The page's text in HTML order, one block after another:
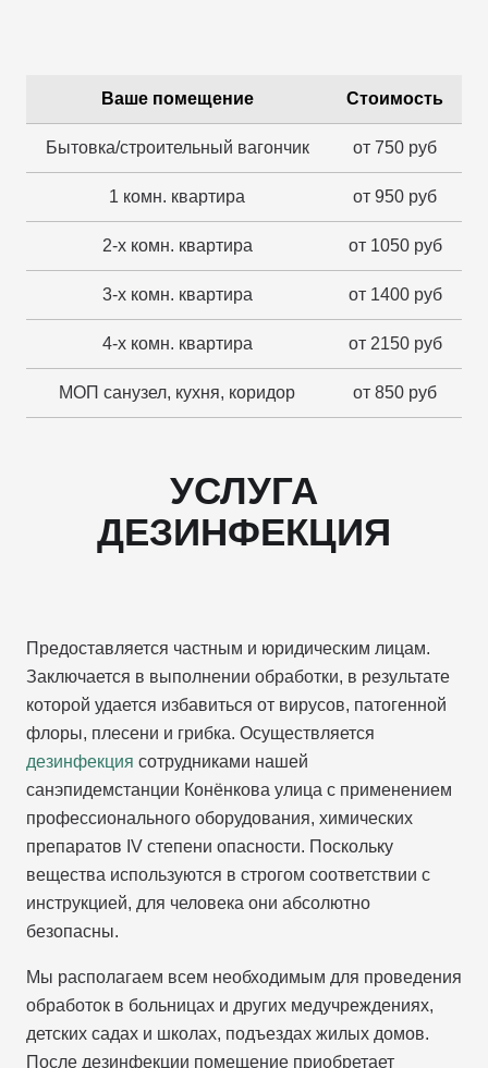
Ваше помещение Стоимость
Бытовка/строительный вагончик от 750 руб
1 комн. квартира от 950 руб
2-х комн. квартира от 1050 руб
3-х комн. квартира от 1400 руб
4-х комн. квартира от 2150 руб
МОП санузел, кухня, коридор от 850 руб
УСЛУГА
ДЕЗИНФЕКЦИЯ
Предоставляется частным и юридическим лицам.
Заключается в выполнении обработки, в результате
которой удается избавиться от вирусов, патогенной
флоры, плесени и грибка. Осуществляется
дезинфекция сотрудниками нашей
санэпидемстанции Конёнкова улица с применением
профессионального оборудования, химических
препаратов IV степени опасности. Поскольку
вещества используются в строгом соответствии с
инструкцией, для человека они абсолютно
безопасны.
Мы располагаем всем необходимым для проведения
обработок в больницах и других медучреждениях,
детских садах и школах, подъездах жилых домов.
После дезинфекции помещение приобретает